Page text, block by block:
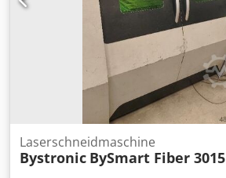
Laserschneidmaschine
Bystronic BySmart Fiber 3015